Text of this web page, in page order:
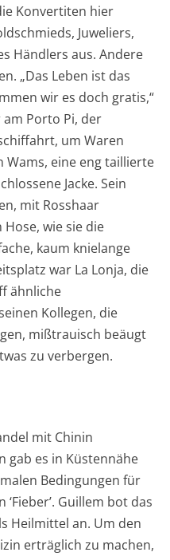
Konvertiten hier
Juweliers,
Händlers aus. Andere
„Das Leben ist das
wir es doch gratis,“
Porto Pi, der
um Waren
Wams, eine eng taillierte
Jacke. Sein
mit Rosshaar
wie sie die
kaum knielange
war La Lonja, die
ähnliche
Kollegen, die
mißtrauisch beäugt
zu verbergen.
mit Chinin
gab es in Küstennähe
Bedingungen für
Guillem bot das
Heilmittel an. Um den
erträglich zu machen,